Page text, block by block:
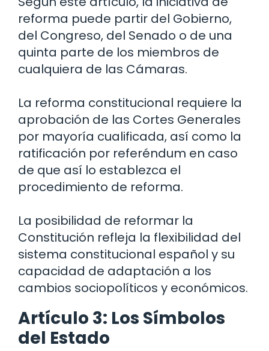
reforma puede partir del Gobierno,
del Congreso, del Senado o de una
quinta parte de los miembros de
cualquiera de las Cámaras.
La reforma constitucional requiere la
aprobación de las Cortes Generales
por mayoría cualificada, así como la
ratificación por referéndum en caso
de que así lo establezca el
procedimiento de reforma.
La posibilidad de reformar la
Constitución refleja la flexibilidad del
sistema constitucional español y su
capacidad de adaptación a los
cambios sociopolíticos y económicos.
Artículo 3: Los Símbolos
del Estado